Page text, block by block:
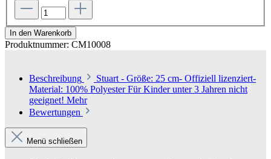
In den Warenkorb
Produktnummer: CM10008
Beschreibung
Stuart - Größe: 25 cm- Offiziell lizenziert-
Material: 100% Polyester Für Kinder unter 3 Jahren nicht
geeignet! Mehr
Bewertungen
Menü schließen